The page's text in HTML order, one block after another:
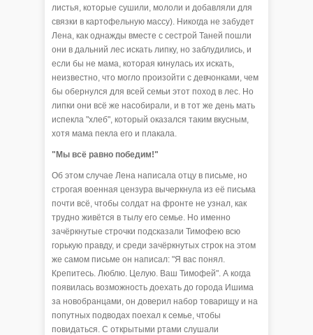
листья, которые сушили, мололи и добавляли для
связки в картофельную массу). Никогда не забудет
Лена, как однажды вместе с сестрой Таней пошли
они в дальний лес искать липку, но заблудились, и
если бы не мама, которая кинулась их искать,
неизвестно, что могло произойти с девчонками, чем
бы обернулся для всей семьи этот поход в лес. Но
липки они всё же насобирали, и в тот же день мать
испекла "хлеб", который оказался таким вкусным,
хотя мама пекла его и плакала.
"Мы всё равно победим!"
Об этом случае Лена написала отцу в письме, но
строгая военная цензура вычеркнула из её письма
почти всё, чтобы солдат на фронте не узнал, как
трудно живётся в тылу его семье. Но именно
зачёркнутые строчки подсказали Тимофею всю
горькую правду, и среди зачёркнутых строк на этом
же самом письме он написал: "Я вас понял.
Крепитесь. Люблю. Целую. Ваш Тимофей". А когда
появилась возможность доехать до города Ишима
за новобранцами, он доверил набор товарищу и на
попутных подводах поехал к семье, чтобы
повидаться. С открытыми ртами слушали